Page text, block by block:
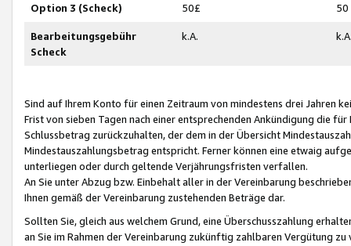
Option 3 (Scheck) 50£ 50
Bearbeitungsgebühr
Scheck
k.A.
Sind auf Ihrem Konto für einen Zeitraum von mindestens drei Jahren
Frist von sieben Tagen nach einer entsprechenden Ankündigung die
Schlussbetrag zurückzuhalten, der dem in der Übersicht
Mindestauszahlungsbetrag entspricht. Ferner können eine etwaig
unterliegen oder durch geltende Verjährungsfristen verfallen.
An Sie unter Abzug bzw. Einbehalt aller in der Vereinbarung
Ihnen gemäß der Vereinbarung zustehenden Beträge dar.
Sollten Sie, gleich aus welchem Grund, eine Überschusszahlung
an Sie im Rahmen der Vereinbarung zukünftig zahlbaren Vergütung zu